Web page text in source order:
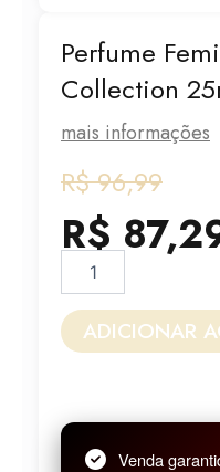
Perfume
Collection
mais informações
R$96,99
O
preço
original
era:
R$ 96,99.
R$
O
preço
atual
é:
R$ 87,29.
Feminino
Collection
25ml
ADICIONAR
Venda